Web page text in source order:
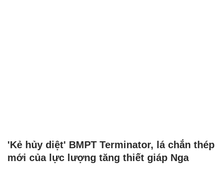
'Kẻ hủy diệt' BMPT Terminator, lá chắn thép
mới của lực lượng tăng thiết giáp Nga